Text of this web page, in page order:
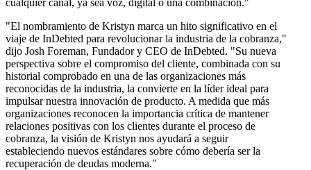
"El nombramiento de Kristyn marca un hito significativo en el
viaje de InDebted para revolucionar la industria de la cobranza,"
dijo Josh Foreman, Fundador y CEO de InDebted. "Su nueva
perspectiva sobre el compromiso del cliente, combinada con su
historial comprobado en una de las organizaciones más
reconocidas de la industria, la convierte en la líder ideal para
impulsar nuestra innovación de producto. A medida que más
organizaciones reconocen la importancia crítica de mantener
relaciones positivas con los clientes durante el proceso de
cobranza, la visión de Kristyn nos ayudará a seguir
estableciendo nuevos estándares sobre cómo debería ser la
recuperación de deudas moderna."